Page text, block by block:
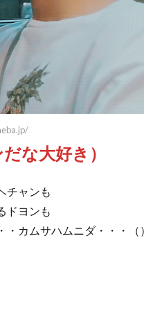
な大好き）
チャンも
ドヨンも
・カムサハムニダ・・・（